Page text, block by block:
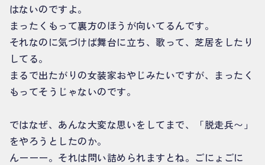
はないのですよ。
まったくもって裏方のほうが向いてるんです。
それなのに気づけば舞台に立ち、歌って、芝居をしたり
してる。
まるで出たがりの女装家おやじみたいですが、まったく
もってそうじゃないのです。
ではなぜ、あんな大変な思いをしてまで、「脱走兵〜」
をやろうとしたのか。
んーーー。それは問い詰められますとね。ごにょごに